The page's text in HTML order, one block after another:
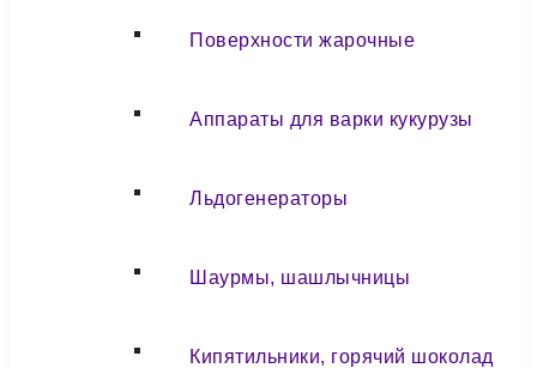
Поверхности жарочные
Аппараты для варки кукурузы
Льдогенераторы
Шаурмы, шашлычницы
Кипятильники, горячий шоколад